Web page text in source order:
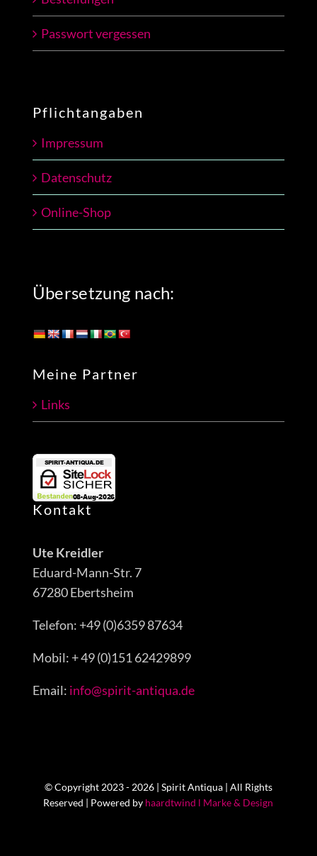
Passwort vergessen
Pflichtangaben
Impressum
Datenschutz
Online-Shop
Übersetzung nach:
Meine Partner
Links
Kontakt
Ute Kreidler
Eduard-Mann-Str. 7
67280 Ebertsheim
Telefon: +49 (0)6359 87634
Mobil: + 49 (0)151 62429899
Email: info@spirit-antiqua.de
© Copyright 2023 - 2026 | Spirit Antiqua | All Rights
Reserved | Powered by haardtwind l Marke & Design